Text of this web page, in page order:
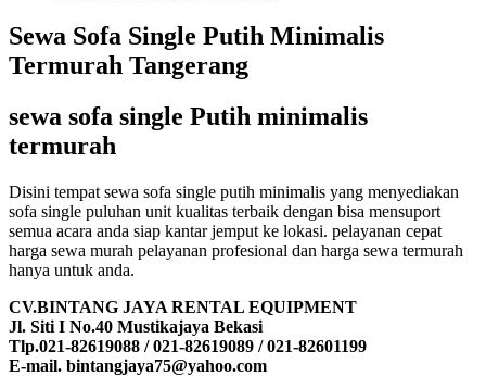
Sewa Sofa Single Putih Minimalis
Termurah Tangerang
sewa sofa single Putih minimalis
termurah
Disini tempat sewa sofa single putih minimalis yang menyediakan
sofa single puluhan unit kualitas terbaik dengan bisa mensuport
semua acara anda siap kantar jemput ke lokasi. pelayanan cepat
harga sewa murah pelayanan profesional dan harga sewa termurah
hanya untuk anda.
CV.BINTANG JAYA RENTAL EQUIPMENT
Jl. Siti I No.40 Mustikajaya Bekasi
Tlp.021-82619088 / 021-82619089 / 021-82601199
E-mail. bintangjaya75@yahoo.com